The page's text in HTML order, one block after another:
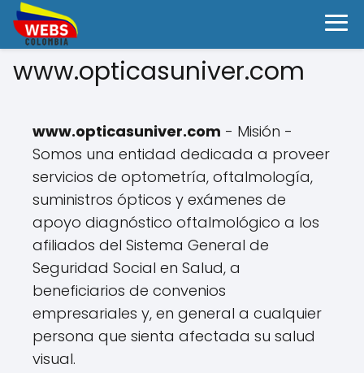
www.opticasuniver.com
www.opticasuniver.com - Misión -
Somos una entidad dedicada a proveer
servicios de optometría, oftalmología,
suministros ópticos y exámenes de
apoyo diagnóstico oftalmológico a los
afiliados del Sistema General de
Seguridad Social en Salud, a
beneficiarios de convenios
empresariales y, en general a cualquier
persona que sienta afectada su salud
visual.